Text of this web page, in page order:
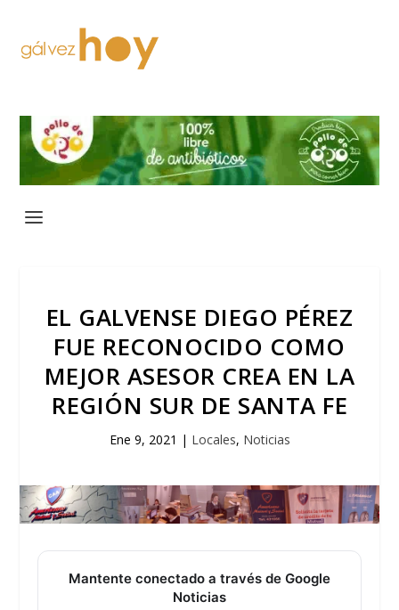
EL GALVENSE DIEGO PÉREZ
FUE RECONOCIDO COMO
MEJOR ASESOR CREA EN LA
REGIÓN SUR DE SANTA FE
Ene 9, 2021 | Locales, Noticias
Mantente conectado a través de Google
Noticias